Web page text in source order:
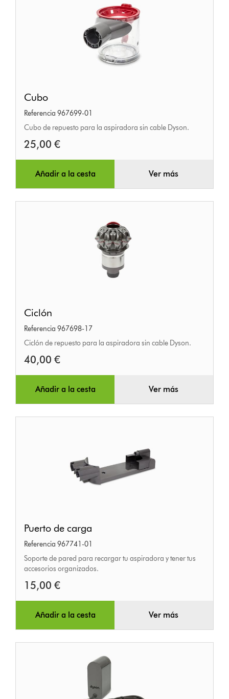
Cubo
Referencia 967699-01
Cubo de repuesto para la aspiradora sin cable Dyson.
25,00 €
Añadir a la cesta Ver más
Ciclón
Referencia 967698-17
Ciclón de repuesto para la aspiradora sin cable Dyson.
40,00 €
Añadir a la cesta Ver más
de
carga
Puerto de carga
Referencia 967741-01
Soporte de pared para recargar tu aspiradora y tener tus
accesorios organizados.
15,00 €
Añadir a la cesta Ver más